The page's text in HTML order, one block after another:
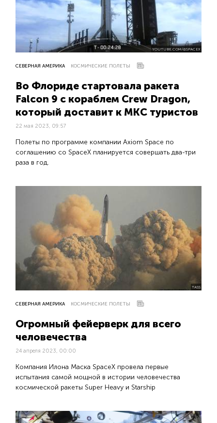
YOUTUBE.COM/@SPACEX
СЕВЕРНАЯ АМЕРИКА КОСМИЧЕСКИЕ ПОЛЕТЫ
Во Флориде стартовала ракета
Falcon 9 с кораблем Crew Dragon,
который доставит к МКС туристов
22 мая 2023, 09:57
Полеты по программе компании Axiom Space по
соглашению со SpaceX планируется совершать два-три
раза в год.
TASS
СЕВЕРНАЯ АМЕРИКА КОСМИЧЕСКИЕ ПОЛЕТЫ
Огромный фейерверк для всего
человечества
24 апреля 2023, 00:00
Компания Илона Маска SpaceX провела первые
испытания самой мощной в истории человечества
космической ракеты Super Heavy и Starship